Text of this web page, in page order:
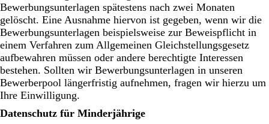
Bewerbungsunterlagen spätestens nach zwei Monaten
gelöscht. Eine Ausnahme hiervon ist gegeben, wenn wir die
Bewerbungsunterlagen beispielsweise zur Beweispflicht in
einem Verfahren zum Allgemeinen Gleichstellungsgesetz
aufbewahren müssen oder andere berechtigte Interessen
bestehen. Sollten wir Bewerbungsunterlagen in unseren
Bewerberpool längerfristig aufnehmen, fragen wir hierzu um
Ihre Einwilligung.
Datenschutz für Minderjährige